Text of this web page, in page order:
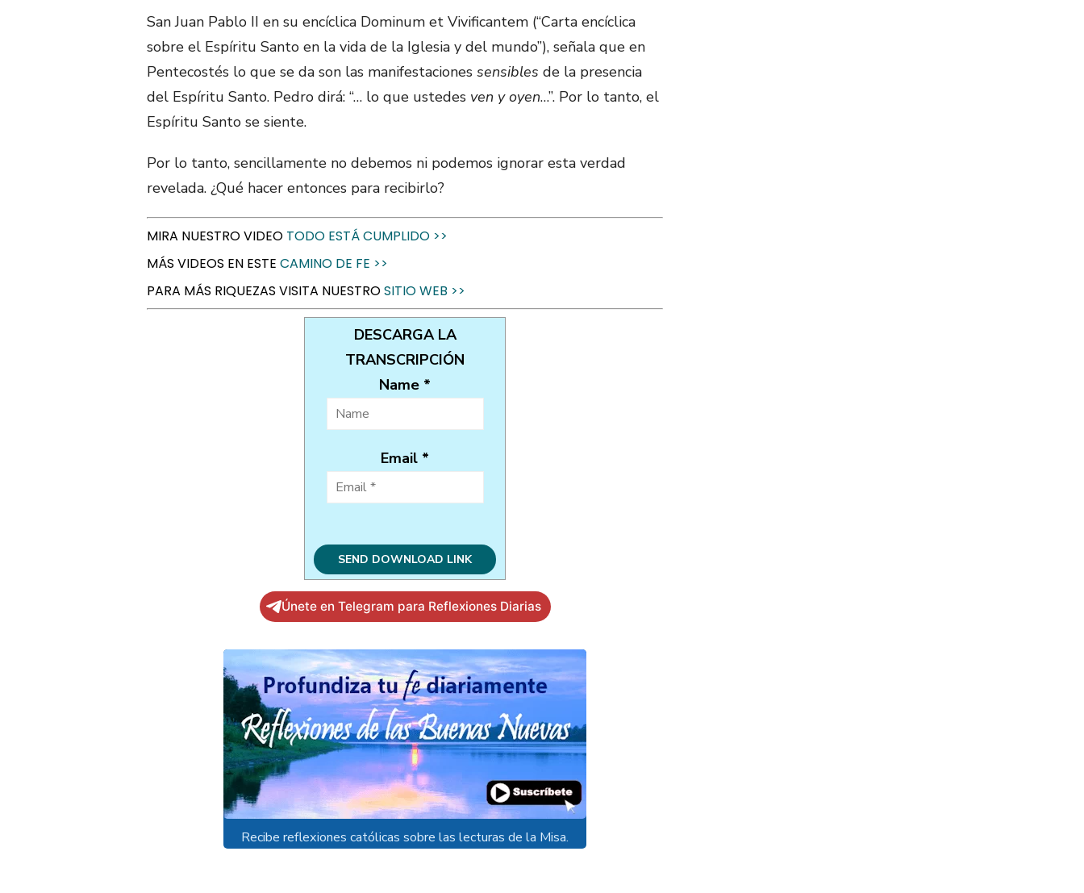
San Juan Pablo II en su encíclica Dominum et Vivificantem (“Carta encíclica
sobre el Espíritu Santo en la vida de la Iglesia y del mundo”), señala que en
Pentecostés lo que se da son las manifestaciones sensibles de la presencia
del Espíritu Santo. Pedro dirá: “… lo que ustedes ven y oyen…”. Por lo tanto, el
Espíritu Santo se siente.
Por lo tanto, sencillamente no debemos ni podemos ignorar esta verdad
revelada. ¿Qué hacer entonces para recibirlo?
MIRA NUESTRO VIDEO TODO ESTÁ CUMPLIDO >>
MÁS VIDEOS EN ESTE CAMINO DE FE >>
PARA MÁS RIQUEZAS VISITA NUESTROSITIO WEB >>
DESCARGA LA
TRANSCRIPCIÓN
Name *
Email *
Únete en Telegram para Reflexiones Diarias
Recibe reflexiones católicas sobre las lecturas de la Misa.